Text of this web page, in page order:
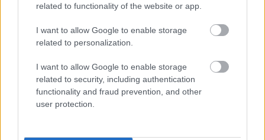
related to functionality of the website or app.
I want to allow Google to enable storage
related to personalization.
I want to allow Google to enable storage
related to security, including authentication
functionality and fraud prevention, and other
user protection.
επένδυση αυτή, που εκτιμάται ότι θα είναι
προηγούμενης γενιάς κινητής τηλεφωνίας θα
πρέπει να προσμετρηθεί και εκείνη σε ανθρώπινο
δυναμικό, καθώς ο τρόπος λειτουργίας των 5G
δικτύων απαιτεί νέες δεξιότητες.
Στο ίδιο μήκος κλίματος εμφανίζεται και η